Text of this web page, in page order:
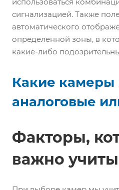
сигнализацией. Также
автоматического
определенной зоны, в
какие-либо
Какие камеры
аналоговые
Факторы,
важно